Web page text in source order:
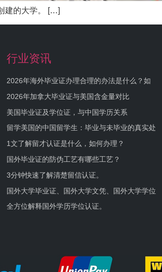
建的大学。 […]
行业资讯
2026年海外毕业证办理合理的办法是什么？如
2026年加拿大毕业证与美国含金量对比
美国毕业证及学位证，与中国学历关系
留学美国的中国留学生：毕业与未毕业的真实处
1文了解留才认证是什么，如何办理？
国外毕业证的防伪工艺有哪些工艺？
3分钟快速了解清楚留信认证。
国外大学毕业证、国外大学文凭、国外大学学位
全方位解释国外学历学位认证。